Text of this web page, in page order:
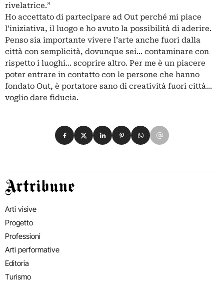
rivelatrice.”
Ho accettato di partecipare ad Out perché mi piace
l’iniziativa, il luogo e ho avuto la possibilità di aderire.
Penso sia importante vivere l’arte anche fuori dalla
città con semplicità, dovunque sei... contaminare con
rispetto i luoghi... scoprire altro. Per me è un piacere
poter entrare in contatto con le persone che hanno
fondato Out, è portatore sano di creatività fuori città...
voglio dare fiducia.
Condividi su Facebook
Condividi su X
Condividi su LinkedIn
Condividi su Pinterest
Condividi su WhatsApp
Condividi su Email
Artribune
Arti visive
Progetto
Professioni
Arti performative
Editoria
Turismo